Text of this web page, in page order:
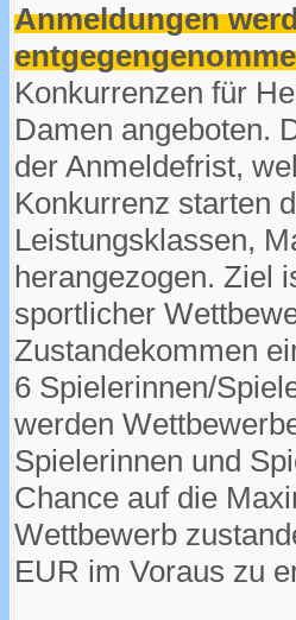
Anmeldungen
Konkurrenzen für
Damen angeboten.
der Anmeldefrist,
Konkurrenz starten
Leistungsklassen,
herangezogen. Ziel
sportlicher
Zustandekommen
6 Spielerinnen/
werden
Spielerinnen und
Chance auf die
Wettbewerb
EUR im Voraus zu